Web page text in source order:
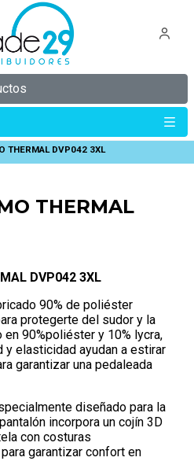
THERMAL DVP042 3XL
THERMAL
DVP042 3XL
90% de poliéster
protegerte del sudor y la
90%poliéster y 10% lycra,
elasticidad ayudan a estirar
garantizar una pedaleada
diseñado para la
incorpora un cojín 3D
con costuras
garantizar confort en